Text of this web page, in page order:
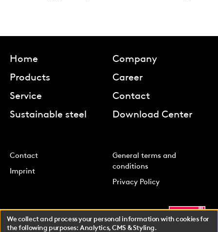
Home
Products
Service
Sustainable steel
Company
Career
Contact
Download Center
Contact
Imprint
General terms and
conditions
Privacy Policy
We collect and process your personal information with cookies for
the following purposes:Analytics, CMS & Styling.